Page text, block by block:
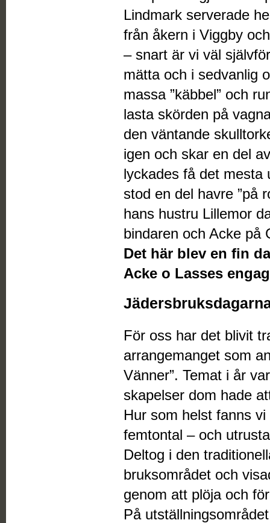
Lindmark serverade
från åkern i Viggby
– snart är vi väl
mätta och i sedvanlig
massa ”käbbel” och
lasta skörden på
den väntande
igen och skar en del
lyckades få det mesta
stod en del havre ”på
hans hustru Lillemor
bindaren och Acke på
Det här blev en fin
Acke o Lasses
För oss har det blivit
arrangemanget som
Vänner”. Temat i år
skapelser dom hade
Hur som helst fanns
femtontal – och
Deltog i den
bruksområdet och
genom att plöja och
På